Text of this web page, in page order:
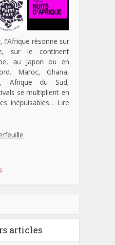
l'Afrique résonne sur
sur le continent
au Japon ou en
Maroc, Ghana,
Afrique du Sud,
se multiplient en
inépuisables… Lire
articles